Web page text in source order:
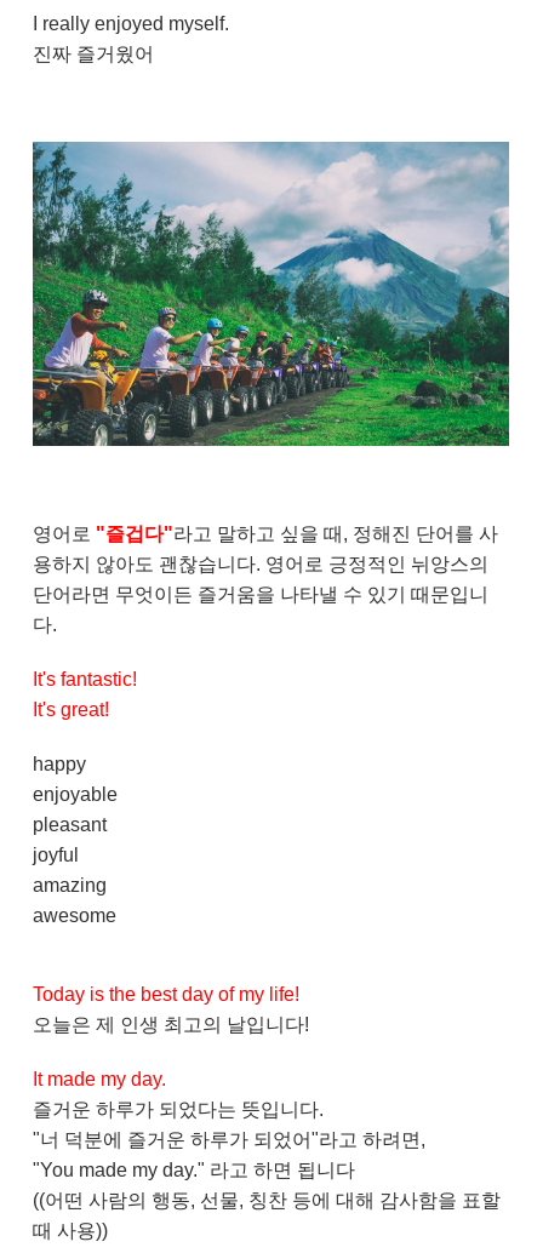
I really enjoyed myself.
진짜 즐거웠어
영어로 "즐겁다"라고 말하고 싶을 때, 정해진 단어를 사
용하지 않아도 괜찮습니다. 영어로 긍정적인 뉘앙스의
단어라면 무엇이든 즐거움을 나타낼 수 있기 때문입니
다.
It's fantastic!
It's great!
happy
enjoyable
pleasant
joyful
amazing
awesome
Today is the best day of my life!
오늘은 제 인생 최고의 날입니다!
It made my day.
즐거운 하루가 되었다는 뜻입니다.
"너 덕분에 즐거운 하루가 되었어"라고 하려면,
"You made my day." 라고 하면 됩니다
((어떤 사람의 행동, 선물, 칭찬 등에 대해 감사함을 표할
때 사용))